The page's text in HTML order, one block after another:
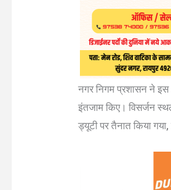
नगर निगम प्रशासन ने
इंतजाम किए। विसर्जन
ड्यूटी पर तैनात किया